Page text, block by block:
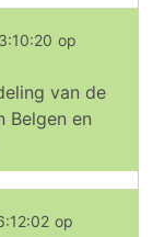
op
van de
Belgen en
op